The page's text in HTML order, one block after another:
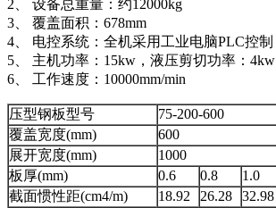
2、 设备总重量：约12000kg
3、 覆盖面积：678mm
4、 电控系统：全机采用工业电脑PLC控制
5、 主机功率：15kw，液压剪切功率：4kw
6、 工作速度：10000mm/min
压型钢板型号 75-200-600
覆盖宽度(mm)
600
展开宽度(mm)
1000
板厚(mm) 0.6 0.8
1.0
截面惯性距(cm4/m)
18.92 26.28
32.98